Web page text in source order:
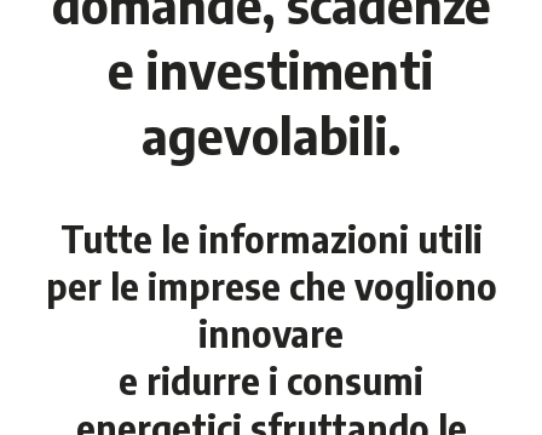
e investimenti
agevolabili.
Tutte le informazioni utili
per le imprese che vogliono
innovare
e ridurre i consumi